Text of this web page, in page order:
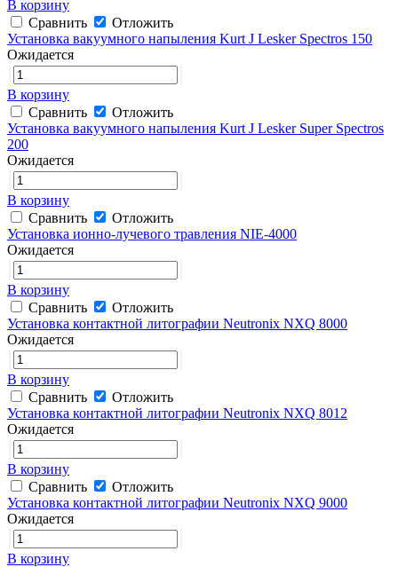
В корзину
Сравнить
Отложить
Установка вакуумного напыления Kurt J Lesker Spectros 150
Ожидается
В корзину
Сравнить
Отложить
Установка вакуумного напыления Kurt J Lesker Super Spectros
200
Ожидается
В корзину
Сравнить
Отложить
Установка ионно-лучевого травления NIE-4000
Ожидается
В корзину
Сравнить
Отложить
Установка контактной литографии Neutronix NXQ 8000
Ожидается
В корзину
Сравнить
Отложить
Установка контактной литографии Neutronix NXQ 8012
Ожидается
В корзину
Сравнить
Отложить
Установка контактной литографии Neutronix NXQ 9000
Ожидается
В корзину